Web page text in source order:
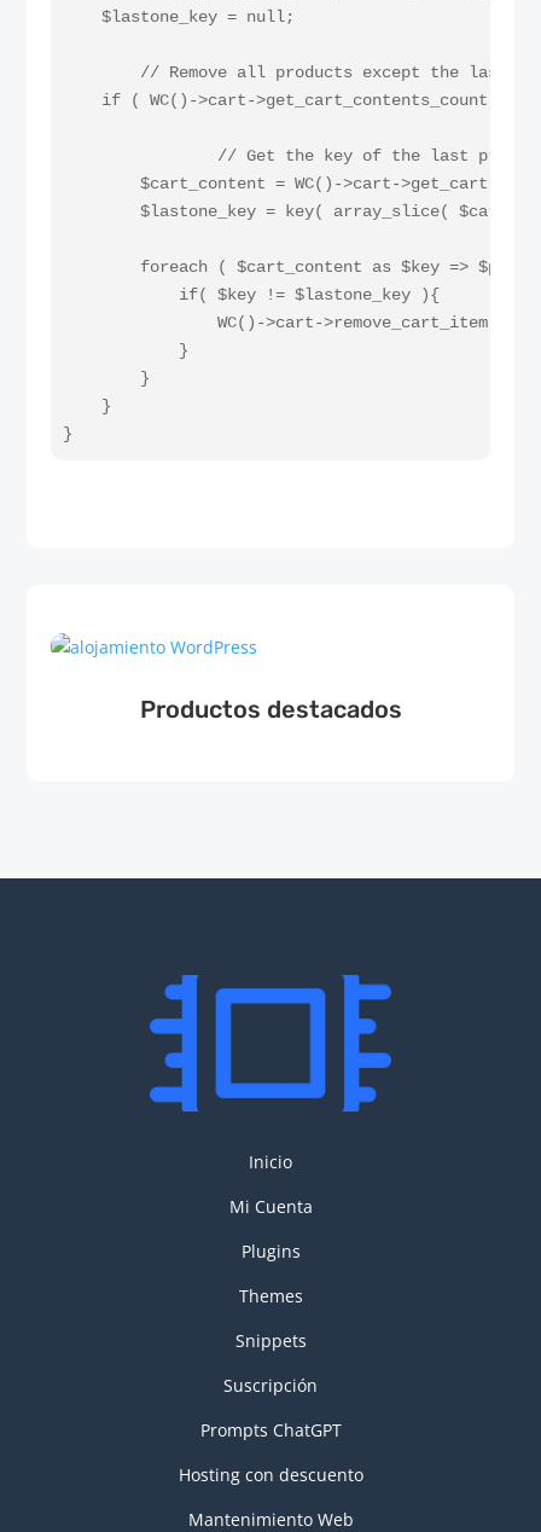
    $lastone_key = null;
if ( WC()->cart->get_cart_contents_count() >
        $cart_content = WC()->cart->get_cart();
$lastone_key = key( array_slice(
foreach ( $cart_content as $key =>
            if( $key != $lastone_key ){
WC()->cart->remove_cart_item(
            }
        }
    }
}
Productos destacados
Inicio
Mi Cuenta
Plugins
Themes
Snippets
Suscripción
Prompts ChatGPT
Hosting con descuento
Mantenimiento Web